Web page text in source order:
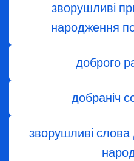
зворушливі
народження
доброго
добраніч
зворушливі